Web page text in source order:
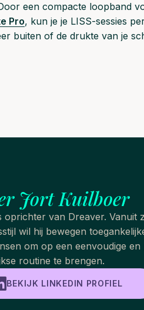
oor een compacte loopband
Pro, kun je je LISS-sessies
buiten of de drukte van je
Jort Kuilboer
oprichter van Dreaver. Vanuit
wil hij bewegen
om op een eenvoudige
routine te brengen.
BEKIJK LINKEDIN PROFIEL